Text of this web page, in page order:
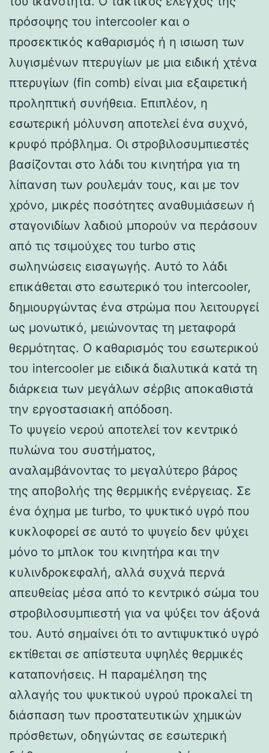
πρόσοψης του intercooler και ο
προσεκτικός καθαρισμός ή η ισιωση των
λυγισμένων πτερυγίων με μια ειδική χτένα
πτερυγίων (fin comb) είναι μια εξαιρετική
προληπτική συνήθεια. Επιπλέον, η
εσωτερική μόλυνση αποτελεί ένα συχνό,
κρυφό πρόβλημα. Οι στροβιλοσυμπιεστές
βασίζονται στο λάδι του κινητήρα για τη
λίπανση των ρουλεμάν τους, και με τον
χρόνο, μικρές ποσότητες αναθυμιάσεων ή
σταγονιδίων λαδιού μπορούν να περάσουν
από τις τσιμούχες του turbo στις
σωληνώσεις εισαγωγής. Αυτό το λάδι
επικάθεται στο εσωτερικό του intercooler,
δημιουργώντας ένα στρώμα που λειτουργεί
ως μονωτικό, μειώνοντας τη μεταφορά
θερμότητας. Ο καθαρισμός του εσωτερικού
του intercooler με ειδικά διαλυτικά κατά τη
διάρκεια των μεγάλων σέρβις αποκαθιστά
την εργοστασιακή απόδοση.
Το ψυγείο νερού αποτελεί τον κεντρικό
πυλώνα του συστήματος,
αναλαμβάνοντας το μεγαλύτερο βάρος
της αποβολής της θερμικής ενέργειας. Σε
ένα όχημα με turbo, το ψυκτικό υγρό που
κυκλοφορεί σε αυτό το ψυγείο δεν ψύχει
μόνο το μπλοκ του κινητήρα και την
κυλινδροκεφαλή, αλλά συχνά περνά
απευθείας μέσα από το κεντρικό σώμα του
στροβιλοσυμπιεστή για να ψύξει τον άξονά
του. Αυτό σημαίνει ότι το αντιψυκτικό υγρό
εκτίθεται σε απίστευτα υψηλές θερμικές
καταπονήσεις. Η παραμέληση της
αλλαγής του ψυκτικού υγρού προκαλεί τη
διάσπαση των προστατευτικών χημικών
πρόσθετων, οδηγώντας σε εσωτερική